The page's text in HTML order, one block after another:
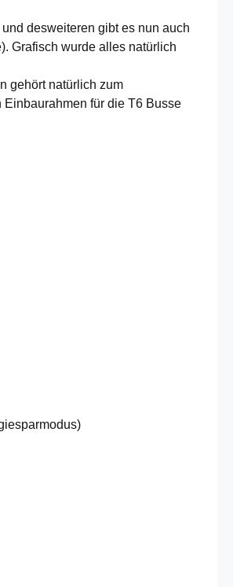
desweiteren gibt es nun auch
Grafisch wurde alles natürlich
gehört natürlich zum
für die T6 Busse